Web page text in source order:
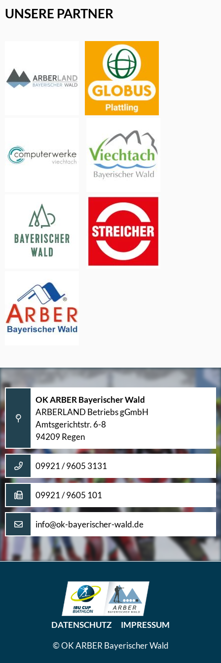
UNSERE PARTNER
OK ARBER Bayerischer Wald
ARBERLAND Betriebs gGmbH
Amtsgerichtstr. 6-8
94209 Regen
09921 / 9605 3131
09921 / 9605 101
info@ok-bayerischer-wald.de
DATENSCHUTZ
IMPRESSUM
© OK ARBER Bayerischer Wald